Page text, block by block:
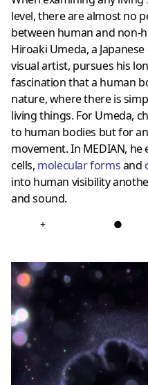
level, there are almost no
between human and non-
Hiroaki Umeda, a
visual artist, pursues his
fascination that a human
nature, where there is
living things. For Umeda,
to human bodies but for
movement. In MEDIAN,
cells, molecular formsand
into human visibility
and sound.
+ ●